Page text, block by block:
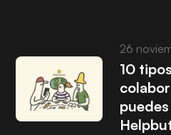
26
10